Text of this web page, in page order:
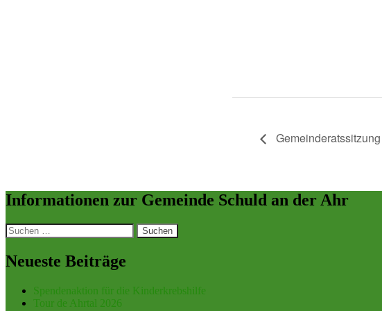
Gemeinderatssitzung
Informationen zur Gemeinde Schuld an der Ahr
Suchen
nach:
Neueste Beiträge
Spendenaktion für die Kinderkrebshilfe
Tour de Ahrtal 2026